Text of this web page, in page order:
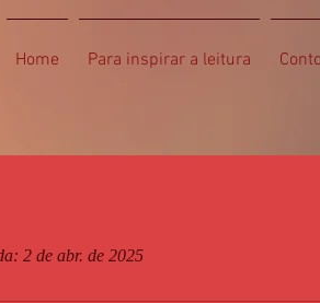
Home Para inspirar a leitura
2 de abr. de 2025